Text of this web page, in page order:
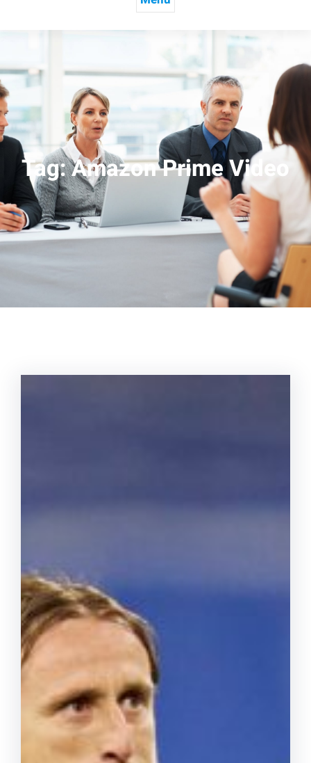
Tag:Amazon Prime Video